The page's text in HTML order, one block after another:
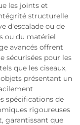
les joints et
structurelle
d'escalade ou de
ou du matériel
avancés offrent
sécurisées pour les
que les ciseaux,
présentant un
spécifications de
rigoureuses
garantissant que